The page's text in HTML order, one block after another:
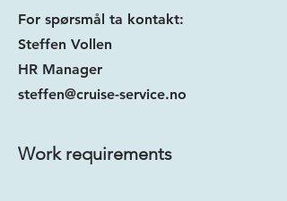
For spørsmål ta kontakt:
Steffen Vollen
HR Manager
steffen@cruise-service.no
Work requirements